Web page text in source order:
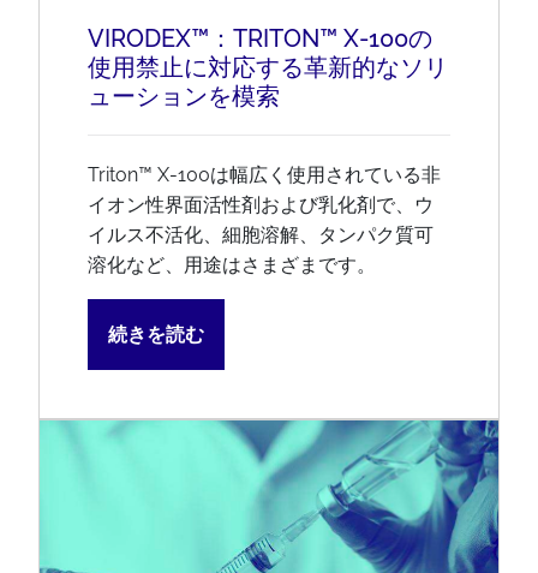
VIRODEX™：TRITON™ X-100の
使用禁止に対応する革新的なソリ
ューションを模索
Triton™ X-100は幅広く使用されている非
イオン性界面活性剤および乳化剤で、ウ
イルス不活化、細胞溶解、タンパク質可
溶化など、用途はさまざまです。
続きを読む